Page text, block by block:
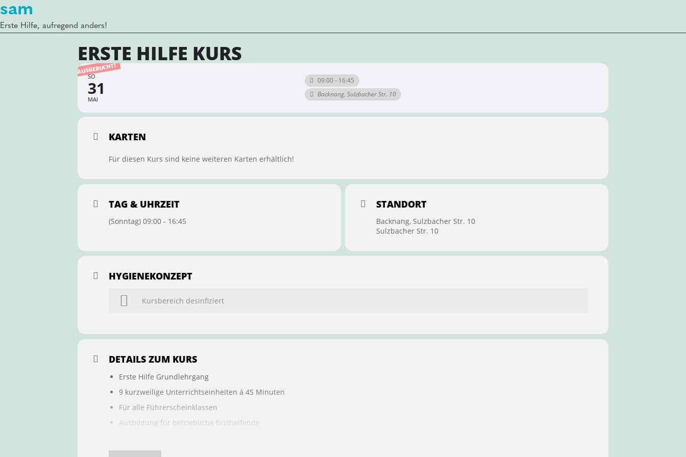
sam
Erste Hilfe, aufregend anders!
ERSTE HILFE KURS
AUSGEBUCHT!
SO
31
MAI
09:00 - 16:45
Backnang, Sulzbacher Str. 10
KARTEN
Für diesen Kurs sind keine weiteren Karten erhältlich!
TAG & UHRZEIT
(Sonntag) 09:00 - 16:45
STANDORT
Backnang, Sulzbacher Str. 10
Sulzbacher Str. 10
HYGIENEKONZEPT
Kursbereich desinfiziert
DETAILS ZUM KURS
Erste Hilfe Grundlehrgang
9 kurzweilige Unterrichtseinheiten á 45 Minuten
Für alle Führerscheinklassen
Ausbildung für betriebliche Ersthelfende